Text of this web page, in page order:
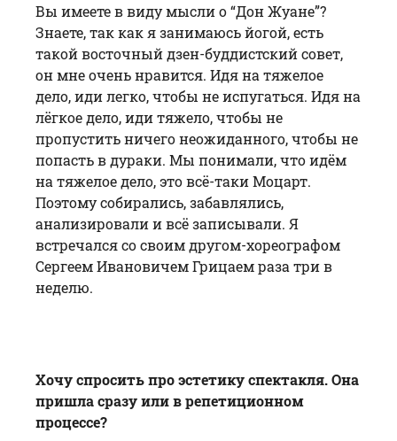
Вы имеете в виду мысли о “Дон Жуане”?
Знаете, так как я занимаюсь йогой, есть
такой восточный дзен-буддистский совет,
он мне очень нравится. Идя на тяжелое
дело, иди легко, чтобы не испугаться. Идя на
лёгкое дело, иди тяжело, чтобы не
пропустить ничего неожиданного, чтобы не
попасть в дураки. Мы понимали, что идём
на тяжелое дело, это всё-таки Моцарт.
Поэтому собирались, забавлялись,
анализировали и всё записывали. Я
встречался со своим другом-хореографом
Сергеем Ивановичем Грицаем раза три в
неделю.
Хочу спросить про эстетику спектакля. Она
пришла сразу или в репетиционном
процессе?